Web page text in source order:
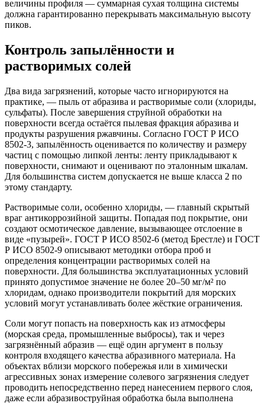
величины профиля — суммарная сухая толщина системы
должна гарантированно перекрывать максимальную высоту
пиков.
Контроль запылённости и
растворимых солей
Два вида загрязнений, которые часто игнорируются на
практике, — пыль от абразива и растворимые соли (хлориды,
сульфаты). После завершения струйной обработки на
поверхности всегда остаётся пылевая фракция абразива и
продукты разрушения ржавчины. Согласно ГОСТ Р ИСО
8502-3, запылённость оценивается по количеству и размеру
частиц с помощью липкой ленты: ленту прикладывают к
поверхности, снимают и оценивают по эталонным шкалам.
Для большинства систем допускается не выше класса 2 по
этому стандарту.
Растворимые соли, особенно хлориды, — главный скрытый
враг антикоррозийной защиты. Попадая под покрытие, они
создают осмотическое давление, вызывающее отслоение в
виде «пузырей». ГОСТ Р ИСО 8502-6 (метод Брестле) и ГОСТ
Р ИСО 8502-9 описывают методики отбора проб и
определения концентрации растворимых солей на
поверхности. Для большинства эксплуатационных условий
принято допустимое значение не более 20–50 мг/м² по
хлоридам, однако производители покрытий для морских
условий могут устанавливать более жёсткие ограничения.
Соли могут попасть на поверхность как из атмосферы
(морская среда, промышленные выбросы), так и через
загрязнённый абразив — ещё один аргумент в пользу
контроля входящего качества абразивного материала. На
объектах вблизи морского побережья или в химически
агрессивных зонах измерение солевого загрязнения следует
проводить непосредственно перед нанесением первого слоя,
даже если абразивоструйная обработка была выполнена